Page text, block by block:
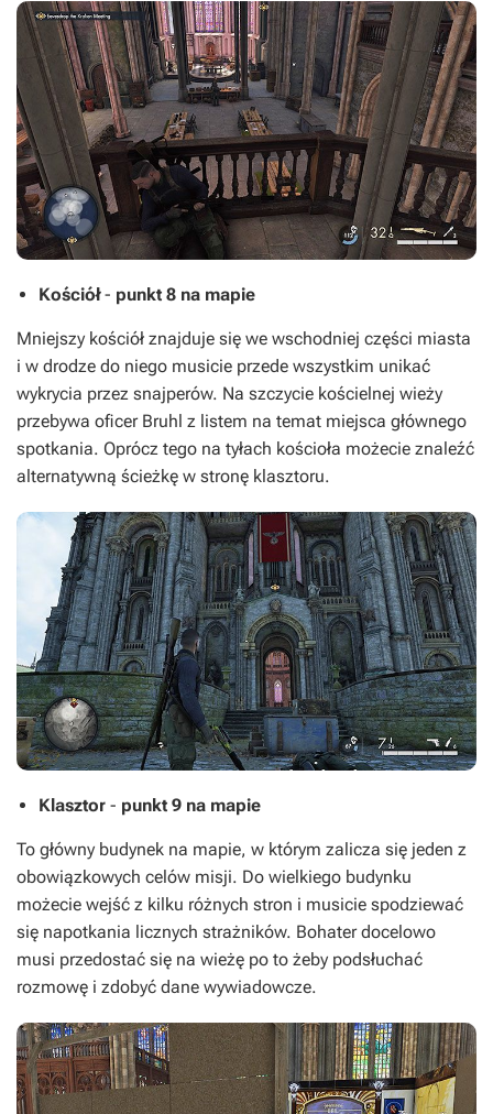
Kościół- punkt 8 na mapie
Mniejszy kościół znajduje się we wschodniej części miasta
i w drodze do niego musicie przede wszystkim unikać
wykrycia przez snajperów. Na szczycie kościelnej wieży
przebywa oficer Bruhl z listem na temat miejsca głównego
spotkania. Oprócz tego na tyłach kościoła możecie znaleźć
alternatywną ścieżkę w stronę klasztoru.
Klasztor - punkt 9 na mapie
To główny budynek na mapie, w którym zalicza się jeden z
obowiązkowych celów misji. Do wielkiego budynku
możecie wejść z kilku różnych stron i musicie spodziewać
się napotkania licznych strażników. Bohater docelowo
musi przedostać się na wieżę po to żeby podsłuchać
rozmowę i zdobyć dane wywiadowcze.